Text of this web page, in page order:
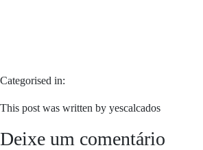
Categorised in:
This post was written by yescalcados
Deixe um comentário